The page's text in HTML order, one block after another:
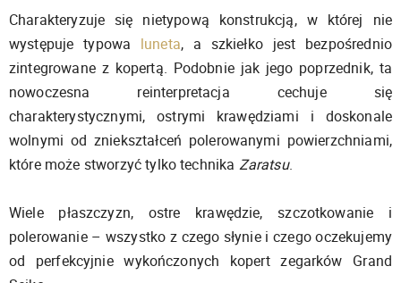
Charakteryzuje się nietypową konstrukcją, w której nie
występuje typowa luneta, a szkiełko jest bezpośrednio
zintegrowane z kopertą. Podobnie jak jego poprzednik, ta
nowoczesna reinterpretacja cechuje się
charakterystycznymi, ostrymi krawędziami i doskonale
wolnymi od zniekształceń polerowanymi powierzchniami,
które może stworzyć tylko technika Zaratsu.
Wiele płaszczyzn, ostre krawędzie, szczotkowanie i
polerowanie – wszystko z czego słynie i czego oczekujemy
od perfekcyjnie wykończonych kopert zegarków Grand